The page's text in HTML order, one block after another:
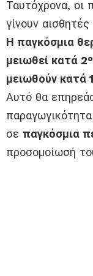
Ταυτόχρονα, οι
γίνουν
Η παγκόσμια
μειωθεί κατά
μειωθούν κατά
Αυτό θα
σε παγκόσμια
προσομοίωσή